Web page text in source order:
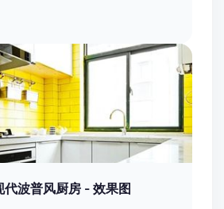
代波普风厨房 - 效果图